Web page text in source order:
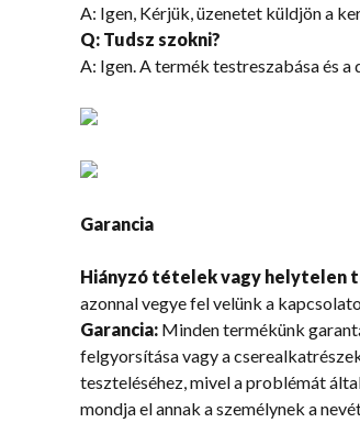
A: Igen, Kérjük, üzenetet küldjön a
Q: Tudsz szokni?
A: Igen. A termék testreszabása és
Garancia
Hiányzó tételek vagy helytelen
azonnal vegye fel velünk a
Garancia: Minden termékünk
felgyorsítása vagy a
teszteléséhez, mivel a problémát
mondja el annak a személynek a